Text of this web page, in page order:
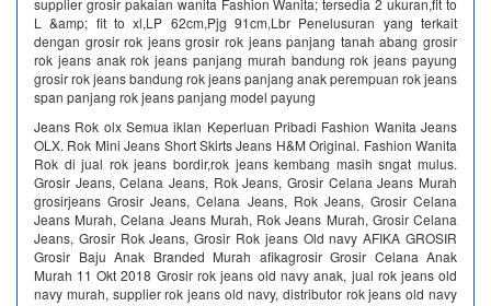
supplier grosir pakaian wanita Fashion Wanita; tersedia 2 ukuran,fit to
L &amp; fit to xl,LP 62cm,Pjg 91cm,Lbr Penelusuran yang terkait
dengan grosir rok jeans grosir rok jeans panjang tanah abang grosir
rok jeans anak rok jeans panjang murah bandung rok jeans payung
grosir rok jeans bandung rok jeans panjang anak perempuan rok jeans
span panjang rok jeans panjang model payung
Jeans Rok olx Semua iklan Keperluan Pribadi Fashion Wanita Jeans
OLX. Rok Mini Jeans Short Skirts Jeans H&M Original. Fashion Wanita
Rok di jual rok jeans bordir,rok jeans kembang masih sngat mulus.
Grosir Jeans, Celana Jeans, Rok Jeans, Grosir Celana Jeans Murah
grosirjeans Grosir Jeans, Celana Jeans, Rok Jeans, Grosir Celana
Jeans Murah, Celana Jeans Murah, Rok Jeans Murah, Grosir Celana
Jeans, Grosir Rok Jeans, Grosir Rok jeans Old navy AFIKA GROSIR
Grosir Baju Anak Branded Murah afikagrosir Grosir Celana Anak
Murah 11 Okt 2018 Grosir rok jeans old navy anak, jual rok jeans old
navy murah, supplier rok jeans old navy, distributor rok jeans old navy